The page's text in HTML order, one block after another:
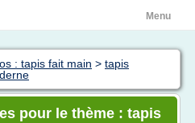
Menu
: tapis fait main > tapis
pour le thème : tapis